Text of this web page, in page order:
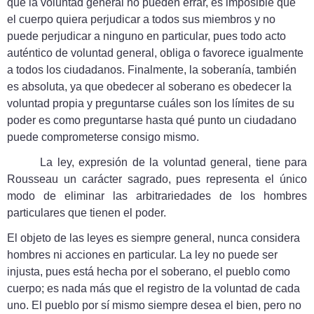
que la voluntad general no pueden errar, es imposible que
el cuerpo quiera perjudicar a todos sus miembros y no
puede perjudicar a ninguno en particular, pues todo acto
auténtico de voluntad general, obliga o favorece igualmente
a todos los ciudadanos. Finalmente, la soberanía, también
es absoluta, ya que obedecer al soberano es obedecer la
voluntad propia y preguntarse cuáles son los límites de su
poder es como preguntarse hasta qué punto un ciudadano
puede comprometerse consigo mismo.
La ley, expresión de la voluntad general, tiene para
Rousseau un carácter sagrado, pues representa el único
modo de eliminar las arbitrariedades de los hombres
particulares que tienen el poder.
El objeto de las leyes es siempre general, nunca considera
hombres ni acciones en particular. La ley no puede ser
injusta, pues está hecha por el soberano, el pueblo como
cuerpo; es nada más que el registro de la voluntad de cada
uno. El pueblo por sí mismo siempre desea el bien, pero no